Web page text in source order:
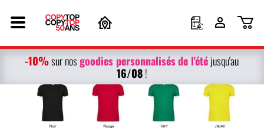
-10%sur nosgoodies personnalisésde l'étéjusqu'au
16/08!